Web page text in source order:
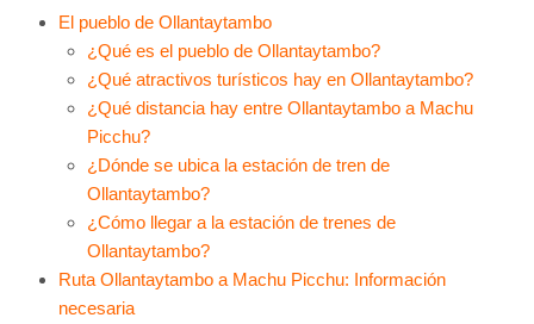
El pueblo de Ollantaytambo
¿Qué es el pueblo de Ollantaytambo?
¿Qué atractivos turísticos hay en Ollantaytambo?
¿Qué distancia hay entre Ollantaytambo a Machu
Picchu?
¿Dónde se ubica la estación de tren de
Ollantaytambo?
¿Cómo llegar a la estación de trenes de
Ollantaytambo?
Ruta Ollantaytambo a Machu Picchu: Información
necesaria